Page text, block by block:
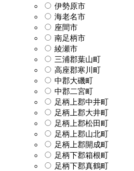
伊勢原市
海老名市
座間市
南足柄市
綾瀬市
三浦郡葉山町
高座郡寒川町
中郡大磯町
中郡二宮町
足柄上郡中井町
足柄上郡大井町
足柄上郡松田町
足柄上郡山北町
足柄上郡開成町
足柄下郡箱根町
足柄下郡真鶴町